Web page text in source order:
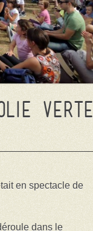
Verte
en spectacle de
dans le